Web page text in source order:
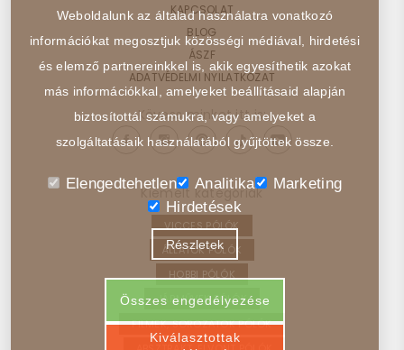
KAPCSOLAT
BLOG
ÁSZF
ADATVÉDELMI NYILATKOZAT
Kövess minket itt is:
Kiemelt kategóriák
VICCES PÓLÓK
ÁLLATOK PÓLÓK
HOBBI PÓLÓK
JÁRMŰVEK PÓLÓK
FILMEK, SOROZATOK PÓLÓK
Weboldalunk az általad használatra vonatkozó
információkat megosztjuk közösségi médiával, hirdetési
és elemző partnereinkkel is, akik egyesíthetik azokat
más információkkal, amelyeket beállításaid alapján
biztosítottál számukra, vagy amelyeket a
szolgáltatásaik használatából gyűjtöttek össze.
Elengedtehetlen Analitika
Marketing
Hirdetések
Részletek
Összes engedélyezése
Kiválasztottak